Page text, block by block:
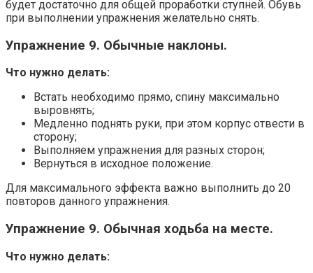
будет достаточно для общей проработки ступней. Обувь
при выполнении упражнения желательно снять.
Упражнение 9. Обычные наклоны.
Что нужно делать:
Встать необходимо прямо, спину максимально
выровнять;
Медленно поднять руки, при этом корпус отвести в
сторону;
Выполняем упражнения для разных сторон;
Вернуться в исходное положение.
Для максимального эффекта важно выполнить до 20
повторов данного упражнения.
Упражнение 9. Обычная ходьба на месте.
Что нужно делать: